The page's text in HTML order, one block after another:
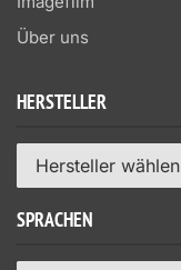
Über uns
HERSTELLER
Hersteller wählen
SPRACHEN